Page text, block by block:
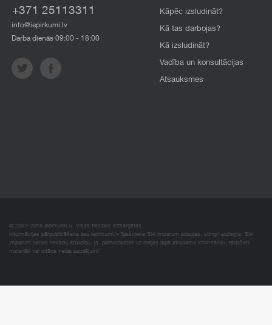
+371 25113311
info@iepirkumi.lv
Darba dienās 09:00 - 18:00
Kāpēc izsludināt?
Kā tas darbojas?
Kā izsludināt?
Vadība un konsultācijas
Atsauksmes
© 2007–2018 Iepirkumi.lv. Visas tiesības aizsargātas.
Informācijas pārpublicēšana bez iepirkumi.lv īpašnieka SIA Imperum atļaujas, stingri aizliegta. SIA
Imperum nenes nekādu atbildību, ja, pamatojoties uz mājas lapā atrodamo informāciju, radušies
materiāli vai citāda veida zaudējumi.